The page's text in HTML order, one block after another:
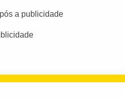
a publicidade